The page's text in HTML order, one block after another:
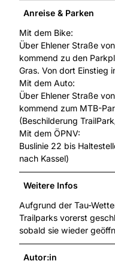
Anreise & Parken
Mit dem Bike:
Über Ehlener Straße
kommend zu den
Gras. Von dort Einstieg
Mit dem Auto:
Über Ehlener Straße
kommend zum MTB-
(Beschilderung
Mit dem ÖPNV:
Buslinie 22 bis
nach Kassel)
Weitere Infos
Aufgrund der Tau-
Trailparks vorerst
sobald sie wieder
Autor:in